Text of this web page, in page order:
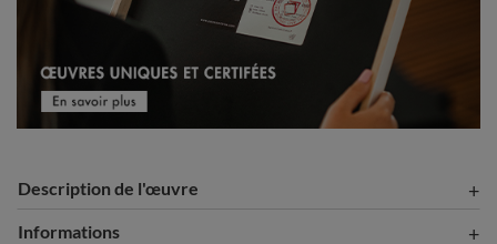
Description de l'œuvre
Informations